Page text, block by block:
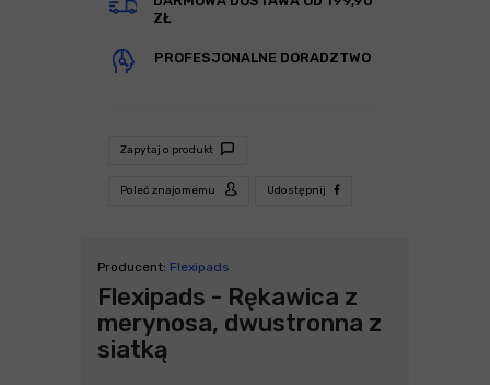
ZŁ
PROFESJONALNE DORADZTWO
Zapytaj o produkt
Poleć znajomemu Udostępnij
Producent: Flexipads
Flexipads - Rękawica z
merynosa, dwustronna z
siatką